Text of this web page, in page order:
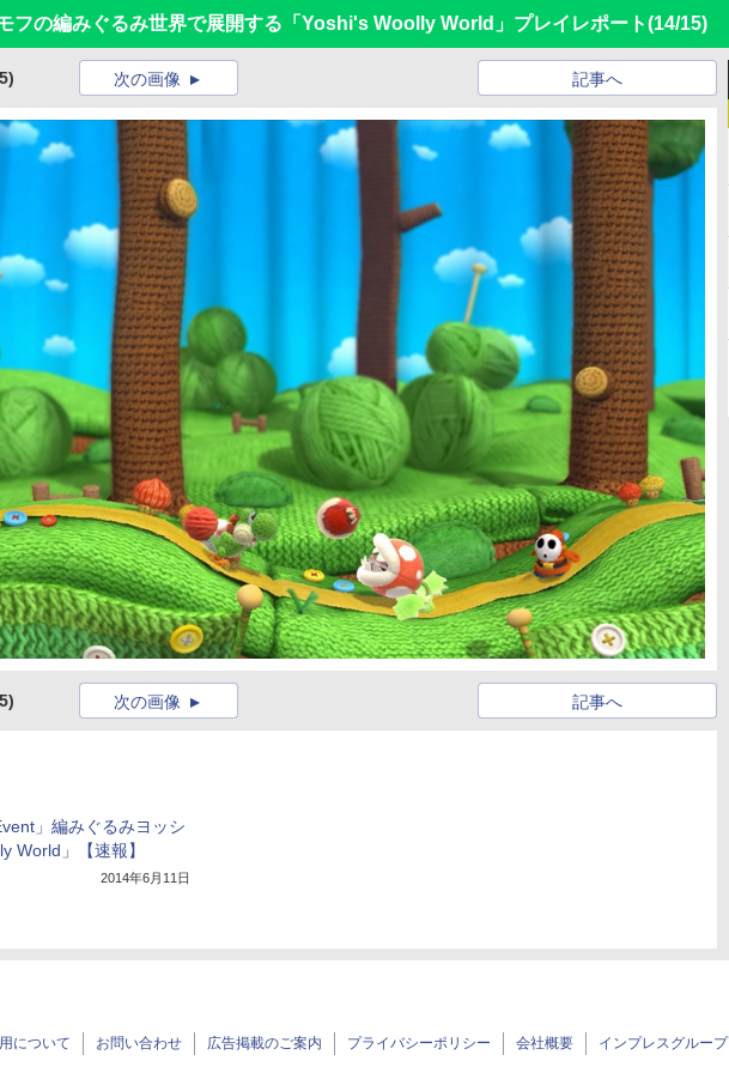
フの編みぐるみ世界で展開する「Yoshi's Woolly World」プレイレポート(14/15)
記事へ
次の画像
記事へ
次の画像
」編みぐるみヨッシ
World」【速報】
2014年6月11日
について お問い合わせ 広告掲載のご案内 プライバシーポリシー 会社概要 インプレスグループ